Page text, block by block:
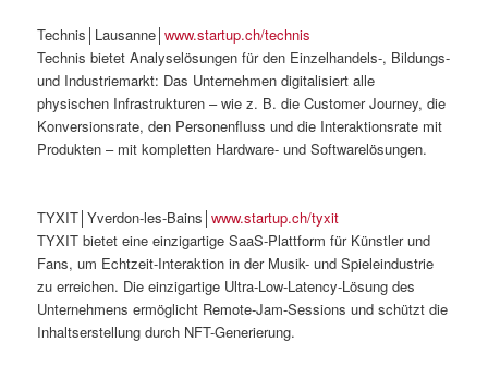
Technis│Lausanne│www.startup.ch/technis
Technis bietet Analyselösungen für den Einzelhandels-, Bildungs-
und Industriemarkt: Das Unternehmen digitalisiert alle
physischen Infrastrukturen – wie z. B. die Customer Journey, die
Konversionsrate, den Personenfluss und die Interaktionsrate mit
Produkten – mit kompletten Hardware- und Softwarelösungen.
TYXIT│Yverdon-les-Bains│www.startup.ch/tyxit
TYXIT bietet eine einzigartige SaaS-Plattform für Künstler und
Fans, um Echtzeit-Interaktion in der Musik- und Spieleindustrie
zu erreichen. Die einzigartige Ultra-Low-Latency-Lösung des
Unternehmens ermöglicht Remote-Jam-Sessions und schützt die
Inhaltserstellung durch NFT-Generierung.